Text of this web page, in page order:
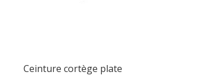
Ceinture cortège plate